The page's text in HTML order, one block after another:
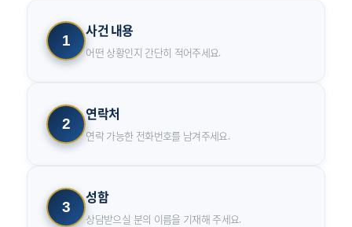
1
사건 내용
어떤 상황인지 간단히 적어주세요.
2
연락처
연락 가능한 전화번호를 남겨주세요.
3
성함
상담받으실 분의 이름을 기재해 주세요.